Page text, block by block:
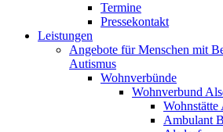
Termine
Pressekontakt
Leistungen
Angebote für Menschen mit
Autismus
Wohnverbünde
Wohnverbund
Ambulant